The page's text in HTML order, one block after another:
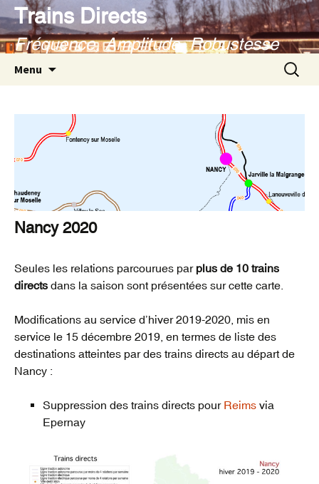
Aller
au
contenu
Trains Directs
Fréquence, Amplitude, Robustesse
Menu
Nancy 2020
Seules les relations parcourues par plus de 10 trains
directs dans la saison sont présentées sur cette carte.
Modifications au service d’hiver 2019-2020, mis en
service le 15 décembre 2019, en termes de liste des
destinations atteintes par des trains directs au départ de
Nancy :
Suppression des trains directs pour Reims via
Epernay